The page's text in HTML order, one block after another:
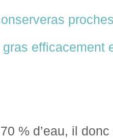
efficacement
% d’eau, il